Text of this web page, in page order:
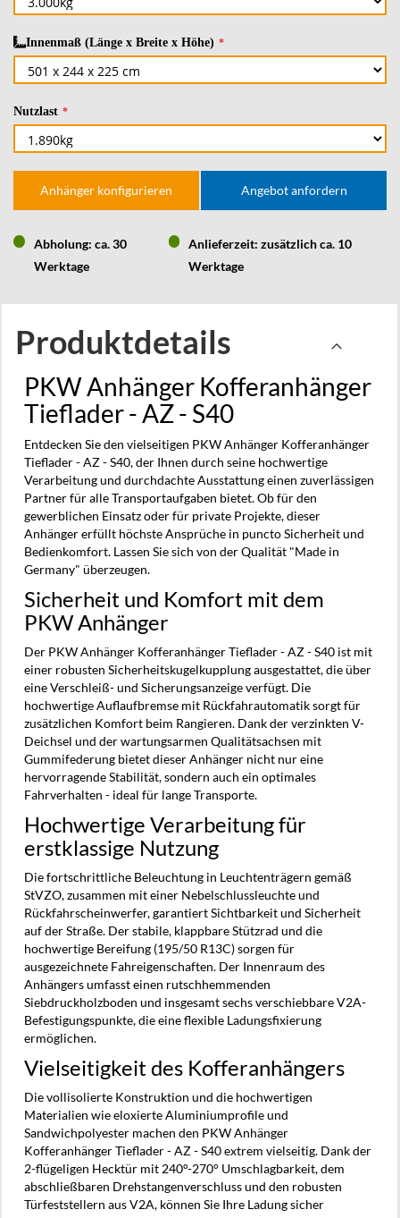
Innenmaß (Länge x Breite x Höhe)
Nutzlast
Anhänger konfigurieren Angebot anfordern
Abholung: ca. 30
Werktage
Anlieferzeit: zusätzlich ca. 10
Werktage
Produktdetails
PKW Anhänger Kofferanhänger
Tieflader - AZ - S40
Entdecken Sie den vielseitigen PKW Anhänger Kofferanhänger
Tieflader - AZ - S40, der Ihnen durch seine hochwertige
Verarbeitung und durchdachte Ausstattung einen zuverlässigen
Partner für alle Transportaufgaben bietet. Ob für den
gewerblichen Einsatz oder für private Projekte, dieser
Anhänger erfüllt höchste Ansprüche in puncto Sicherheit und
Bedienkomfort. Lassen Sie sich von der Qualität "Made in
Germany" überzeugen.
Sicherheit und Komfort mit dem
PKW Anhänger
Der PKW Anhänger Kofferanhänger Tieflader - AZ - S40 ist mit
einer robusten Sicherheitskugelkupplung ausgestattet, die über
eine Verschleiß- und Sicherungsanzeige verfügt. Die
hochwertige Auflaufbremse mit Rückfahrautomatik sorgt für
zusätzlichen Komfort beim Rangieren. Dank der verzinkten V-
Deichsel und der wartungsarmen Qualitätsachsen mit
Gummifederung bietet dieser Anhänger nicht nur eine
hervorragende Stabilität, sondern auch ein optimales
Fahrverhalten - ideal für lange Transporte.
Hochwertige Verarbeitung für
erstklassige Nutzung
Die fortschrittliche Beleuchtung in Leuchtenträgern gemäß
StVZO, zusammen mit einer Nebelschlussleuchte und
Rückfahrscheinwerfer, garantiert Sichtbarkeit und Sicherheit
auf der Straße. Der stabile, klappbare Stützrad und die
hochwertige Bereifung (195/50 R13C) sorgen für
ausgezeichnete Fahreigenschaften. Der Innenraum des
Anhängers umfasst einen rutschhemmenden
Siebdruckholzboden und insgesamt sechs verschiebbare V2A-
Befestigungspunkte, die eine flexible Ladungsfixierung
ermöglichen.
Vielseitigkeit des Kofferanhängers
Die vollisolierte Konstruktion und die hochwertigen
Materialien wie eloxierte Aluminiumprofile und
Sandwichpolyester machen den PKW Anhänger
Kofferanhänger Tieflader - AZ - S40 extrem vielseitig. Dank der
2-flügeligen Hecktür mit 240°-270° Umschlagbarkeit, dem
abschließbaren Drehstangenverschluss und den robusten
Türfeststellern aus V2A, können Sie Ihre Ladung sicher